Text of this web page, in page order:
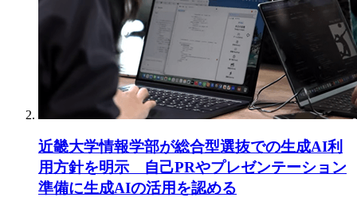
近畿大学情報学部が総合型選抜での生成AI利
用方針を明示 自己PRやプレゼンテーション
準備に生成AIの活用を認める